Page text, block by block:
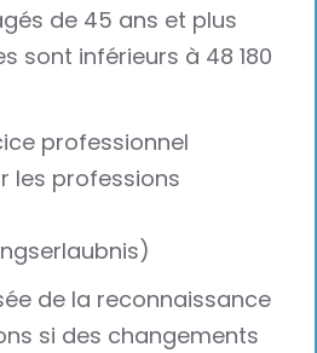
de 45 ans et plus
sont inférieurs à 48 180
professionnel
les professions
de la reconnaissance
si des changements